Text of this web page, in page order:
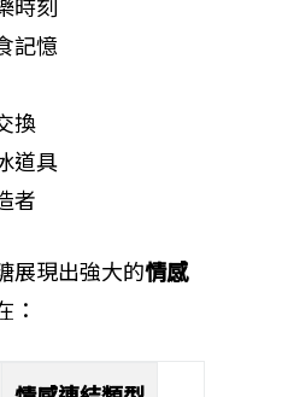
記憶
換
道具
者
展現出強大的情感
：